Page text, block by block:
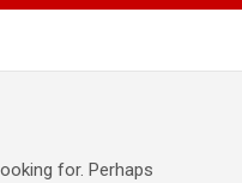
for. Perhaps